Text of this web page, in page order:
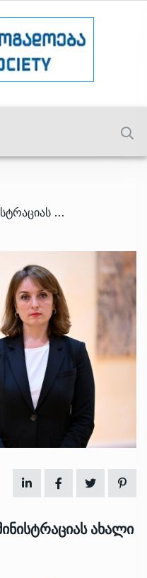
/ ტურიზმის ეროვნულ ადმინისტრაციას ახალი ხელმძღვანელი ჰყავს
ახალი